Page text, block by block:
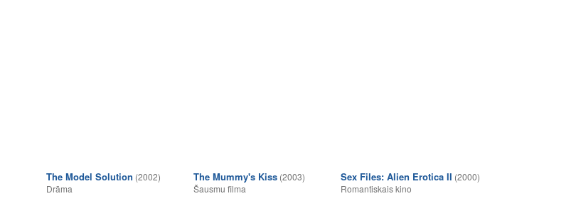
The Model Solution (2002)
Drāma
The Mummy's Kiss (2003)
Šausmu filma
Sex Files: Alien Erotica II (2000)
Romantiskais kino